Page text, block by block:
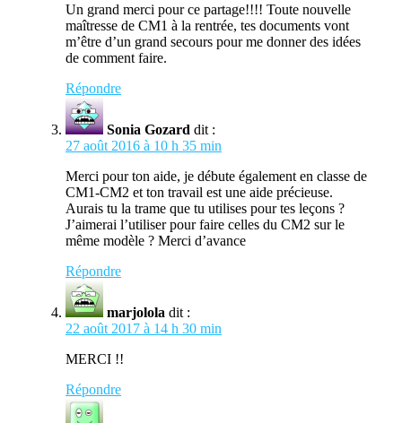
Un grand merci pour ce partage!!!! Toute nouvelle
maîtresse de CM1 à la rentrée, tes documents vont
m’être d’un grand secours pour me donner des idées
de comment faire.
Répondre
Sonia Gozard dit :
27 août 2016 à 10 h 35 min
Merci pour ton aide, je débute également en classe de
CM1-CM2 et ton travail est une aide précieuse.
Aurais tu la trame que tu utilises pour tes leçons ?
J’aimerai l’utiliser pour faire celles du CM2 sur le
même modèle ? Merci d’avance
Répondre
marjolola dit :
22 août 2017 à 14 h 30 min
MERCI !!
Répondre